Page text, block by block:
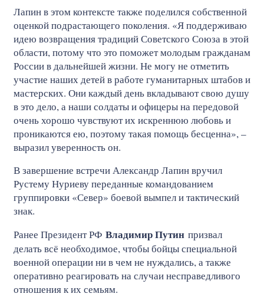
Лапин в этом контексте также поделился собственной
оценкой подрастающего поколения. «Я поддерживаю
идею возвращения традиций Советского Союза в этой
области, потому что это поможет молодым гражданам
России в дальнейшей жизни. Не могу не отметить
участие наших детей в работе гуманитарных штабов и
мастерских. Они каждый день вкладывают свою душу
в это дело, а наши солдаты и офицеры на передовой
очень хорошо чувствуют их искреннюю любовь и
проникаются ею, поэтому такая помощь бесценна», –
выразил уверенность он.
В завершение встречи Александр Лапин вручил
Рустему Нуриеву переданные командованием
группировки «Север» боевой вымпел и тактический
знак.
Ранее Президент РФ Владимир Путин призвал
делать всё необходимое, чтобы бойцы специальной
военной операции ни в чем не нуждались, а также
оперативно реагировать на случаи несправедливого
отношения к их семьям.